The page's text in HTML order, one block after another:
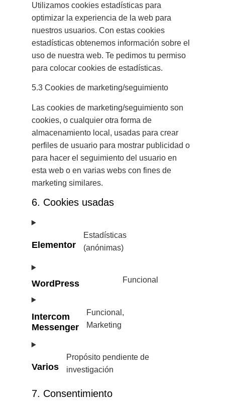
Utilizamos cookies estadísticas para
optimizar la experiencia de la web para
nuestros usuarios. Con estas cookies
estadísticas obtenemos información sobre el
uso de nuestra web. Te pedimos tu permiso
para colocar cookies de estadísticas.
5.3 Cookies de marketing/seguimiento
Las cookies de marketing/seguimiento son
cookies, o cualquier otra forma de
almacenamiento local, usadas para crear
perfiles de usuario para mostrar publicidad o
para hacer el seguimiento del usuario en
esta web o en varias webs con fines de
marketing similares.
6. Cookies usadas
Elementor
Estadísticas
(anónimas)
WordPress Funcional
Intercom
Messenger
Funcional,
Marketing
Varios
Propósito pendiente de
investigación
7. Consentimiento